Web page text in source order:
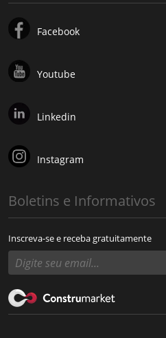
Facebook
Youtube
Linkedin
Instagram
Boletins e Informativos
Inscreva-se e receba gratuitamente